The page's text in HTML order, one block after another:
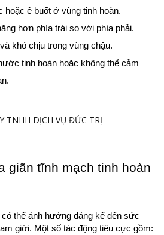
hoặc ê buốt ở vùng tinh hoàn.
hơn phía trái so với phía phải.
khó chịu trong vùng chậu.
tinh hoàn hoặc không thể cảm
giãn tĩnh mạch tinh hoàn
thể ảnh hưởng đáng kể đến sức
giới. Một số tác động tiêu cực gồm: